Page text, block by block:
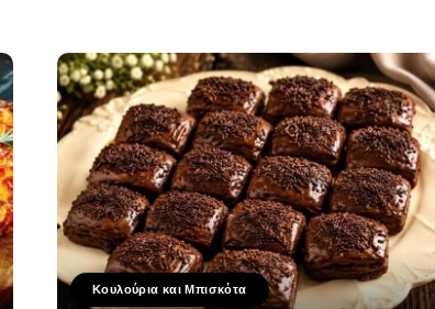
Κουλούρια και Μπισκότα